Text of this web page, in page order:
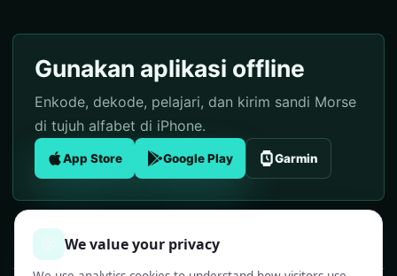
Gunakan aplikasi offline
Enkode, dekode, pelajari, dan kirim sandi Morse
di tujuh alfabet di iPhone.
App Store Google Play Garmin
We value your privacy